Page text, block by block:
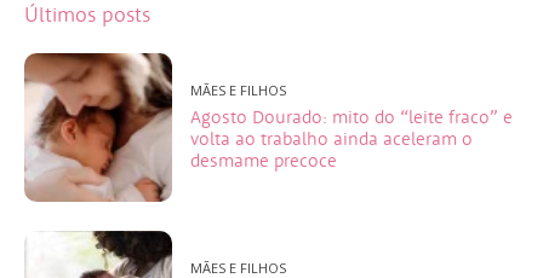
Últimos posts
MÃES E FILHOS
Agosto Dourado: mito do “leite fraco” e
volta ao trabalho ainda aceleram o
desmame precoce
MÃES E FILHOS